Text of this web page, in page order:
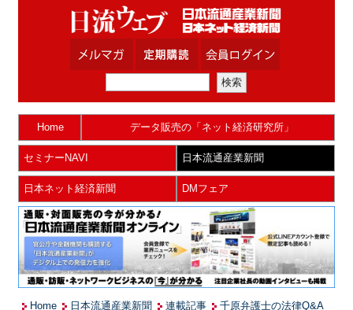
Home データ販売の「ネット経済研究所」
セミナーNAVI 日本流通産業新聞
日本ネット経済新聞 DMフェア
Home 日本流通産業新聞 連載記事
千原弁護士の法律Q&A